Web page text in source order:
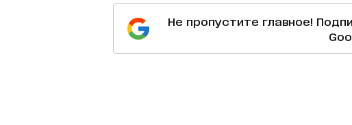
Не пропустите главное!